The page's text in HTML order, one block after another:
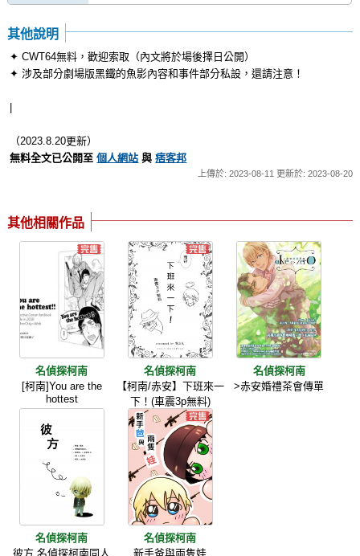
其他說明
✦ CWT64無料，歡迎索取（內文將於場後擇日公開）
✦ 涉及部分劇場版黑鐵的魚影內容和事件部分私設，還請注意！
（2023.8.20更新）
無料全文已公開至個人網站 與痞客邦
上傳於: 2023-08-11 更新於: 2023-08-20
其他相關作品
名偵探柯南
[柯南]You are the
hottest
名偵探柯南
【柯南/赤安】下班來一
下！(車震3p無料)
名偵探柯南
>赤安婚禮茶會傳單
名偵探柯南
彼方 名偵探柯南同人
名偵探柯南
新手爸與兩隻娃